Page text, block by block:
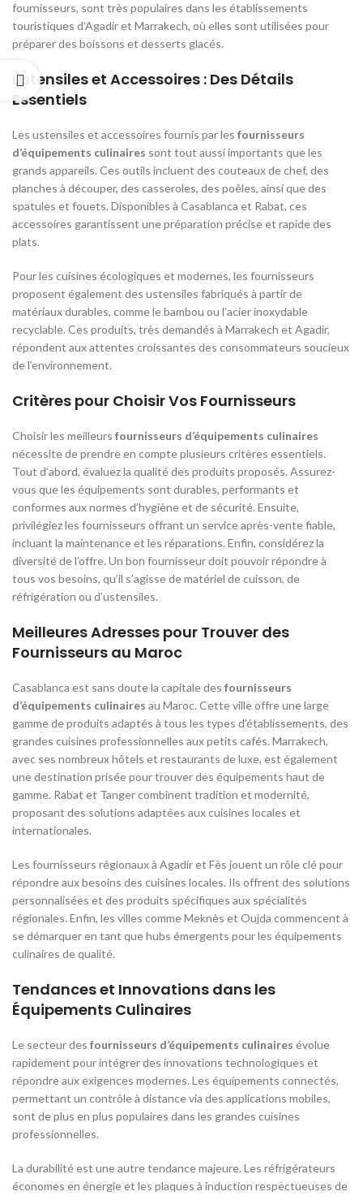
fournisseurs, sont très populaires dans les établissements
touristiques d’Agadir et Marrakech, où elles sont utilisées pour
préparer des boissons et desserts glacés.
Ustensiles et Accessoires : Des Détails
Essentiels
Les ustensiles et accessoires fournis par les fournisseurs
d’équipements culinaires sont tout aussi importants que les
grands appareils. Ces outils incluent des couteaux de chef, des
planches à découper, des casseroles, des poêles, ainsi que des
spatules et fouets. Disponibles à Casablanca et Rabat, ces
accessoires garantissent une préparation précise et rapide des
plats.
Pour les cuisines écologiques et modernes, les fournisseurs
proposent également des ustensiles fabriqués à partir de
matériaux durables, comme le bambou ou l’acier inoxydable
recyclable. Ces produits, très demandés à Marrakech et Agadir,
répondent aux attentes croissantes des consommateurs soucieux
de l’environnement.
Critères pour Choisir Vos Fournisseurs
Choisir les meilleurs fournisseurs d’équipements culinaires
nécessite de prendre en compte plusieurs critères essentiels.
Tout d’abord, évaluez la qualité des produits proposés. Assurez-
vous que les équipements sont durables, performants et
conformes aux normes d’hygiène et de sécurité. Ensuite,
privilégiez les fournisseurs offrant un service après-vente fiable,
incluant la maintenance et les réparations. Enfin, considérez la
diversité de l’offre. Un bon fournisseur doit pouvoir répondre à
tous vos besoins, qu’il s’agisse de matériel de cuisson, de
réfrigération ou d’ustensiles.
Meilleures Adresses pour Trouver des
Fournisseurs au Maroc
Casablanca est sans doute la capitale des fournisseurs
d’équipements culinaires au Maroc. Cette ville offre une large
gamme de produits adaptés à tous les types d’établissements, des
grandes cuisines professionnelles aux petits cafés. Marrakech,
avec ses nombreux hôtels et restaurants de luxe, est également
une destination prisée pour trouver des équipements haut de
gamme. Rabat et Tanger combinent tradition et modernité,
proposant des solutions adaptées aux cuisines locales et
internationales.
Les fournisseurs régionaux à Agadir et Fès jouent un rôle clé pour
répondre aux besoins des cuisines locales. Ils offrent des solutions
personnalisées et des produits spécifiques aux spécialités
régionales. Enfin, les villes comme Meknès et Oujda commencent à
se démarquer en tant que hubs émergents pour les équipements
culinaires de qualité.
Tendances et Innovations dans les
Équipements Culinaires
Le secteur des fournisseurs d’équipements culinaires évolue
rapidement pour intégrer des innovations technologiques et
répondre aux exigences modernes. Les équipements connectés,
permettant un contrôle à distance via des applications mobiles,
sont de plus en plus populaires dans les grandes cuisines
professionnelles.
La durabilité est une autre tendance majeure. Les réfrigérateurs
économes en énergie et les plaques à induction respectueuses de